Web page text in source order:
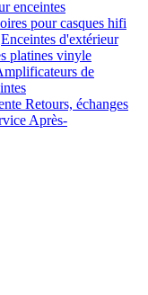
enceintes
pour casques hifi
Enceintes d'extérieur
platines vinyle
de
Retours, échanges
Après-